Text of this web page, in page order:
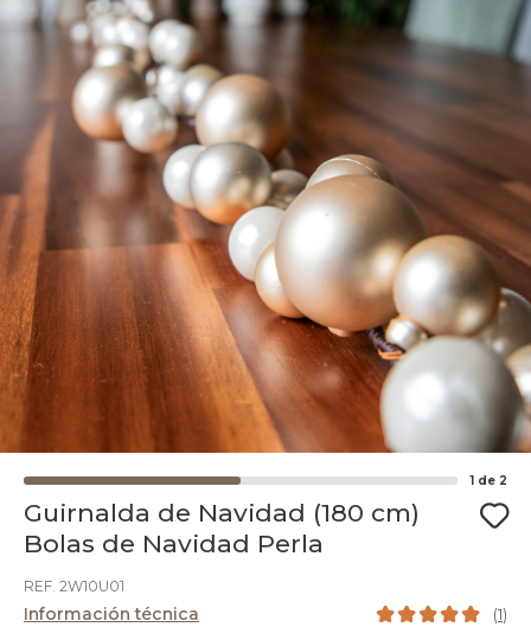
1 de 2
Guirnalda de Navidad (180 cm)
Bolas de Navidad Perla
REF. 2W10U01
Información técnica (1)